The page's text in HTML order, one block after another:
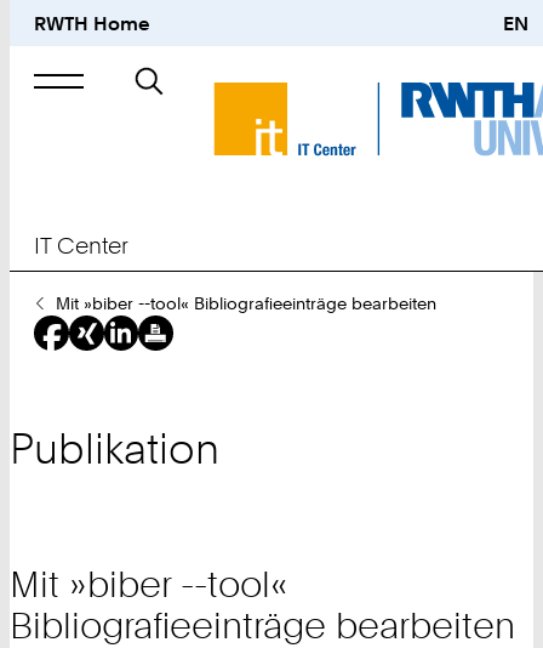
RWTH Home EN
Suche
nach
IT Center
Sie
sind
hier:
Mit »biber --tool« Bibliografieeinträge bearbeiten
Publikation
Mit »biber --tool«
Bibliografieeinträge bearbeiten